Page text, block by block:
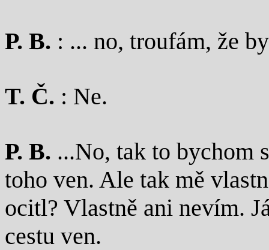
P. B. : ... no, troufám, že
T. Č. : Ne.
P. B. ...No, tak to bychom
toho ven. Ale tak mě
ocitl? Vlastně ani nevím.
cestu ven.